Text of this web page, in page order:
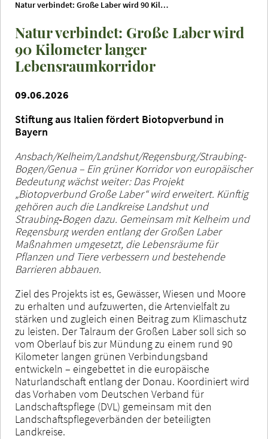
Natur verbindet: Große Laber wird 90 Kilometer langer Lebensraumkorridor
Natur verbindet: Große Laber wird
90 Kilometer langer
Lebensraumkorridor
09.06.2026
Stiftung aus Italien fördert Biotopverbund in
Bayern
Ansbach/Kelheim/Landshut/Regensburg/Straubing-
Bogen/Genua – Ein grüner Korridor von europäischer
Bedeutung wächst weiter: Das Projekt
„Biotopverbund Große Laber“ wird erweitert. Künftig
gehören auch die Landkreise Landshut und
Straubing‑Bogen dazu. Gemeinsam mit Kelheim und
Regensburg werden entlang der Großen Laber
Maßnahmen umgesetzt, die Lebensräume für
Pflanzen und Tiere verbessern und bestehende
Barrieren abbauen.
Ziel des Projekts ist es, Gewässer, Wiesen und Moore
zu erhalten und aufzuwerten, die Artenvielfalt zu
stärken und zugleich einen Beitrag zum Klimaschutz
zu leisten. Der Talraum der Großen Laber soll sich so
vom Oberlauf bis zur Mündung zu einem rund 90
Kilometer langen grünen Verbindungsband
entwickeln – eingebettet in die europäische
Naturlandschaft entlang der Donau. Koordiniert wird
das Vorhaben vom Deutschen Verband für
Landschaftspflege (DVL) gemeinsam mit den
Landschaftspflegeverbänden der beteiligten
Landkreise.